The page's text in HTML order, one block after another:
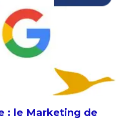
: le Marketing de